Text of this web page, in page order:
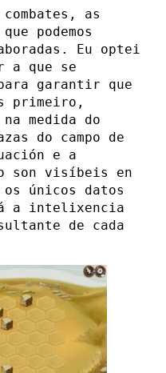
as
podemos
Eu optei
a que se
garantir que
primeiro,
medida do
do campo de
e a
son visíbeis en
os únicos datos
a intelixencia
de cada